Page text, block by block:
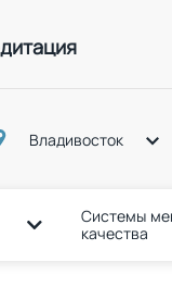
Владивосток
Системы
качества